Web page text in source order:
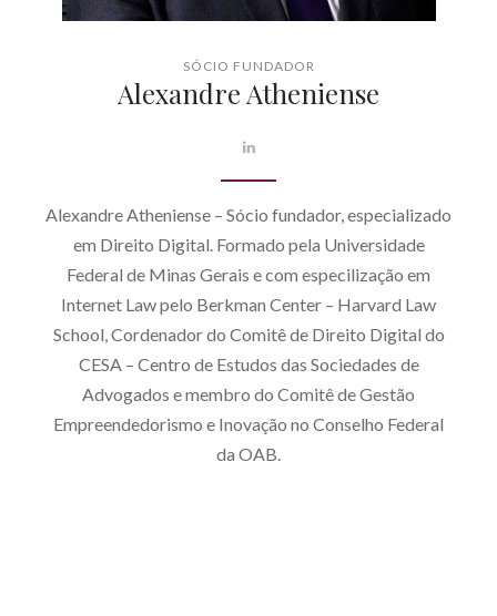
SÓCIO FUNDADOR
Alexandre Atheniense
Alexandre Atheniense – Sócio fundador, especializado
em Direito Digital. Formado pela Universidade
Federal de Minas Gerais e com especilização em
Internet Law pelo Berkman Center – Harvard Law
School, Cordenador do Comitê de Direito Digital do
CESA – Centro de Estudos das Sociedades de
Advogados e membro do Comitê de Gestão
Empreendedorismo e Inovação no Conselho Federal
da OAB.